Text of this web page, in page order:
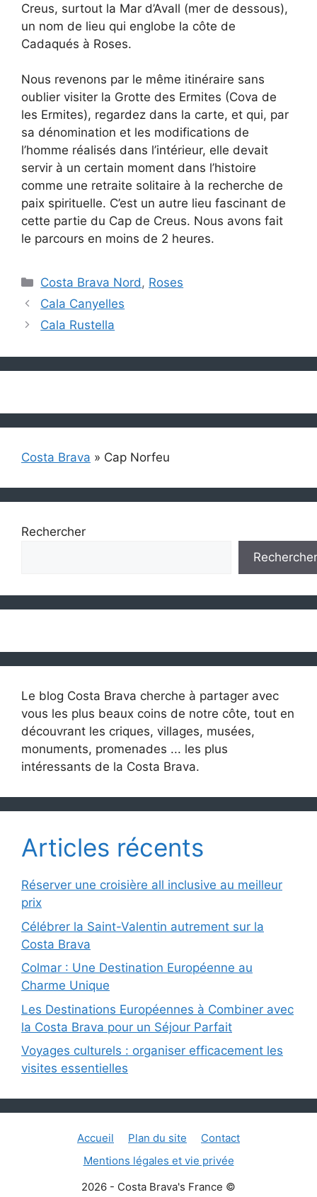
Creus, surtout la Mar d’Avall (mer de dessous),
un nom de lieu qui englobe la côte de
Cadaqués à Roses.
Nous revenons par le même itinéraire sans
oublier visiter la Grotte des Ermites (Cova de
les Ermites), regardez dans la carte, et qui, par
sa dénomination et les modifications de
l’homme réalisés dans l’intérieur, elle devait
servir à un certain moment dans l’histoire
comme une retraite solitaire à la recherche de
paix spirituelle. C’est un autre lieu fascinant de
cette partie du Cap de Creus. Nous avons fait
le parcours en moins de 2 heures.
Catégories
Costa Brava Nord, Roses
Cala Canyelles
Cala Rustella
Costa Brava » Cap Norfeu
Rechercher
Rechercher
Le blog Costa Brava cherche à partager avec
vous les plus beaux coins de notre côte, tout en
découvrant les criques, villages, musées,
monuments, promenades ... les plus
intéressants de la Costa Brava.
Articles récents
Réserver une croisière all inclusive au meilleur
prix
Célébrer la Saint-Valentin autrement sur la
Costa Brava
Colmar : Une Destination Européenne au
Charme Unique
Les Destinations Européennes à Combiner avec
la Costa Brava pour un Séjour Parfait
Voyages culturels : organiser efficacement les
visites essentielles
Accueil Plan du site
Contact
Mentions légales et vie privée
2026 - Costa Brava's France ©